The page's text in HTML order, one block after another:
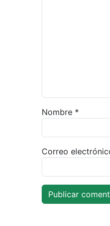
Nombre *
Correo